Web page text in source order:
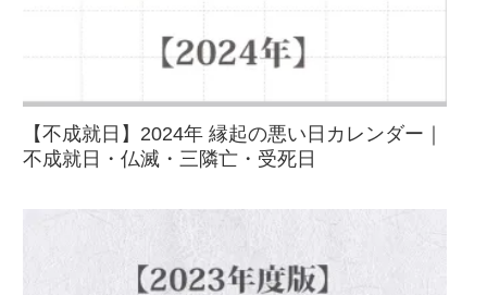
【不成就日】2024年 縁起の悪い日カレンダー｜
不成就日・仏滅・三隣亡・受死日